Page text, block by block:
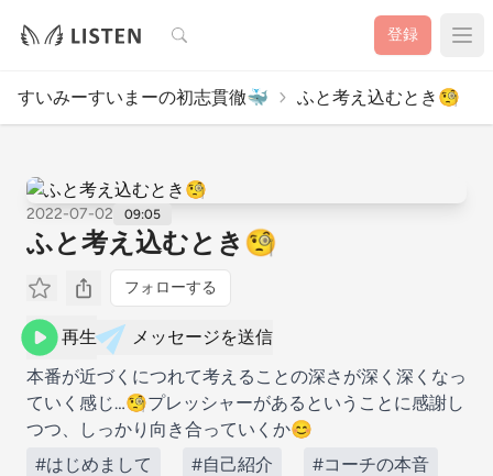
検索 登録
すいみーすいまーの初志貫徹🐳 ふと考え込むとき🧐
2022-07-02 09:05
ふと考え込むとき🧐
フォローする
再生
メッセージを送信
本番が近づくにつれて考えることの深さが深く深くなっ
ていく感じ…🧐プレッシャーがあるということに感謝し
つつ、しっかり向き合っていくか😊
#はじめまして
#自己紹介 #コーチの本音